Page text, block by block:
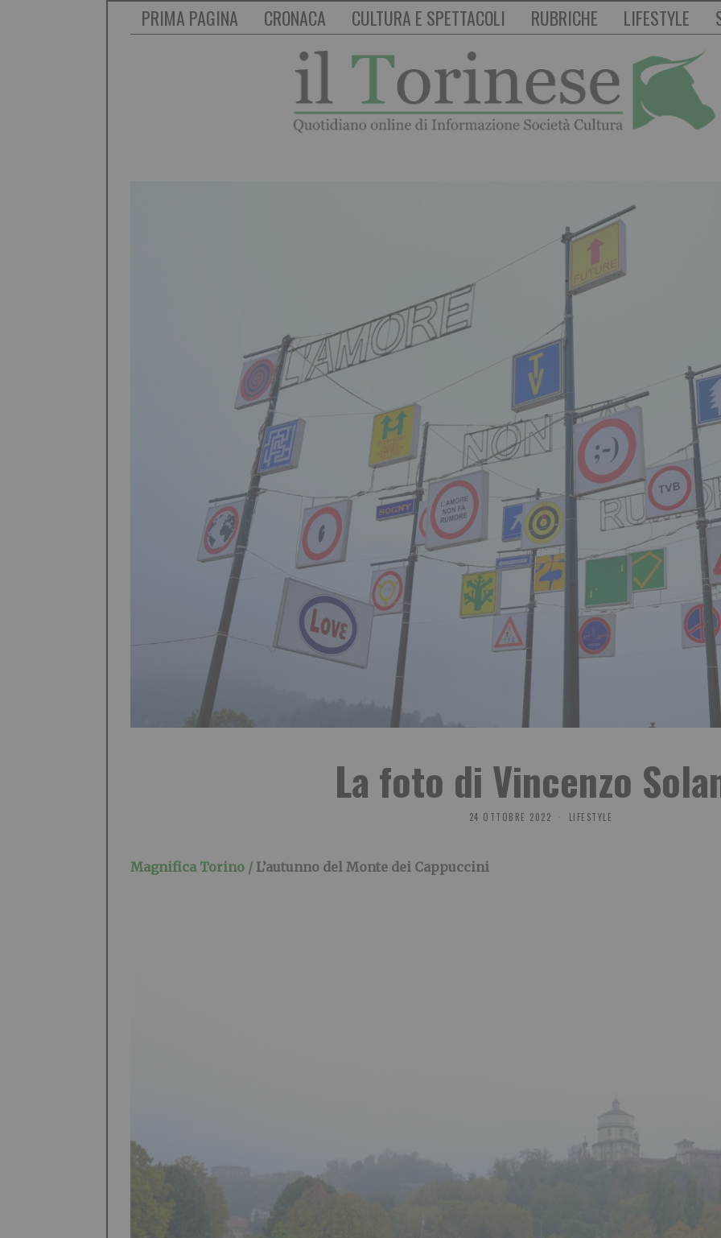
PRIMA PAGINA CRONACA CULTURA E SPETTACOLI RUBRICHE LIFESTYLE
La foto di Vincenzo
24 OTTOBRE 2022 LIFESTYLE
Magnifica Torino / L’autunno del Monte dei Cappuccini